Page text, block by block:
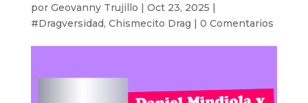
por Geovanny Trujillo | Oct 23, 2025 |
#Dragversidad, Chismecito Drag | 0 Comentarios